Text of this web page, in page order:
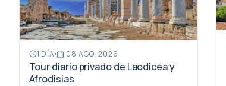
1 DÍA 08 AGO. 2026
Tour diario privado de Laodicea y
Afrodisias